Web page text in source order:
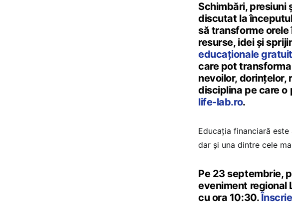
Schimbări, presiuni
discutat la
să transforme
resurse, idei și
educaționale
care pot
nevoilor, dorințelor,
disciplina pe care
life-lab.ro.
Educația financiară
dar și una dintre cele
Pe 23 septembrie,
eveniment regional
cu ora 10:30.